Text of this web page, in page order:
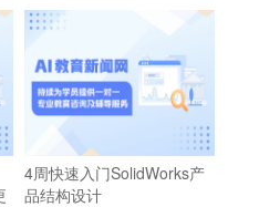
4周快速入门SolidWorks产
品结构设计